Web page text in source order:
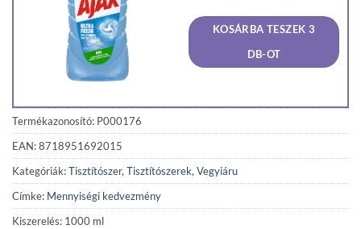
was:
720 Ft.
is:
684
KOSÁRBA TESZEK 3
DB-OT
Termékazonosító: P000176
EAN: 8718951692015
Kategóriák:Tisztítószer,Tisztítószerek,Vegyiáru
Címke: Mennyiségi kedvezmény
Kiszerelés: 1000 ml